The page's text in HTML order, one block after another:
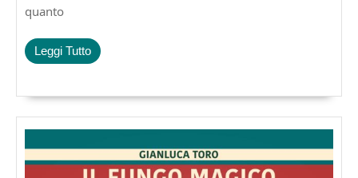
quanto
Leggi TuttoLeggi
Tutto